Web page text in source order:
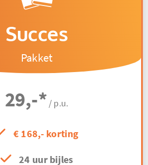
Succes
Pakket
29,-* / p.u.
€ 168,- korting
24 uur bijles